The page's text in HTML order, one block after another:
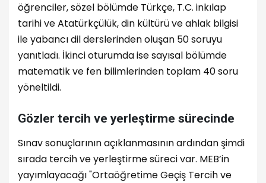
öğrenciler, sözel bölümde Türkçe, T.C. inkılap
tarihi ve Atatürkçülük, din kültürü ve ahlak bilgisi
ile yabancı dil derslerinden oluşan 50 soruyu
yanıtladı. İkinci oturumda ise sayısal bölümde
matematik ve fen bilimlerinden toplam 40 soru
yöneltildi.
Gözler tercih ve yerleştirme sürecinde
Sınav sonuçlarının açıklanmasının ardından şimdi
sırada tercih ve yerleştirme süreci var. MEB’in
yayımlayacağı "Ortaöğretime Geçiş Tercih ve